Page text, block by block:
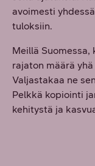
avoimesti
tuloksiin.
Meillä Suomessa,
rajaton määrä
Valjastakaa ne
Pelkkä kopiointi
kehitystä ja